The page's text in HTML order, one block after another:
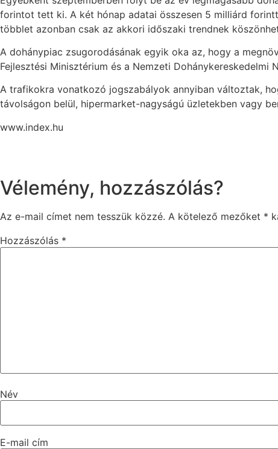
forintot tett ki. A két hónap adatai összesen 5 milliárd
többlet azonban csak az akkori időszaki trendnek
A dohánypiac zsugorodásának egyik oka az, hogy a
Fejlesztési Minisztérium és a Nemzeti
A trafikokra vonatkozó jogszabályok annyiban változtak,
távolságon belül, hipermarket-nagyságú üzletekben vagy
www.index.hu
Vélemény, hozzászólás?
Az e-mail címet nem tesszük közzé. A kötelező mezőket *
Hozzászólás *
Név
E-mail cím